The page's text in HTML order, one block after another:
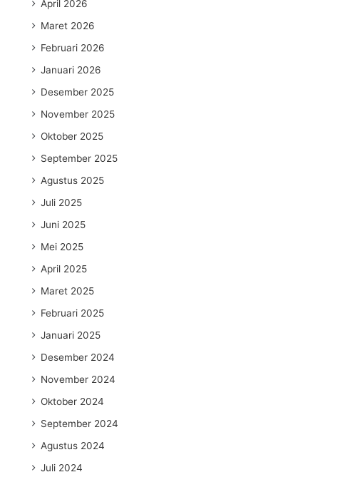
April 2026
Maret 2026
Februari 2026
Januari 2026
Desember 2025
November 2025
Oktober 2025
September 2025
Agustus 2025
Juli 2025
Juni 2025
Mei 2025
April 2025
Maret 2025
Februari 2025
Januari 2025
Desember 2024
November 2024
Oktober 2024
September 2024
Agustus 2024
Juli 2024